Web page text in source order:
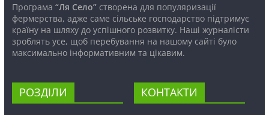
Програма “Ля Село”створена для популяризації
фермерства, адже саме сільське господарство підтримує
країну на шляху до успішного розвитку. Наші журналісти
зроблять усе, щоб перебування на нашому сайті було
максимально інформативним та цікавим.
РОЗДІЛИ КОНТАКТИ